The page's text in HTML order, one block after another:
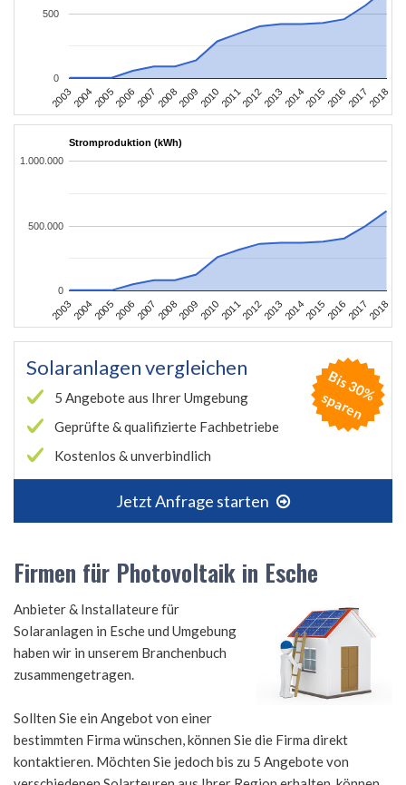
2003200420052006200720082009201020112012201320142015201620172018
0
500
Stromproduktion (kWh)
2003200420052006200720082009201020112012201320142015201620172018
0
500.000
1.000.000
Solaranlagen vergleichen
5 Angebote aus Ihrer Umgebung
Geprüfte & qualifizierte Fachbetriebe
Kostenlos & unverbindlich
Jetzt Anfrage starten
B
is
3
0
%
s
p
a
r
e
n
Firmen für Photovoltaik in Esche
Anbieter & Installateure für
Solaranlagen in Esche und Umgebung
haben wir in unserem Branchenbuch
zusammengetragen.
Sollten Sie ein Angebot von einer
bestimmten Firma wünschen, können Sie die Firma direkt
kontaktieren. Möchten Sie jedoch bis zu 5 Angebote von